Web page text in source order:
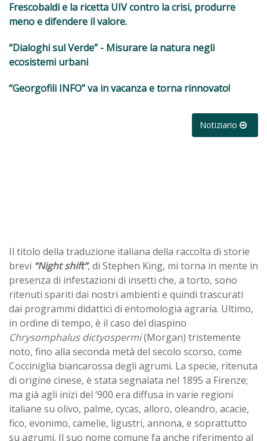
Frescobaldi e la ricetta UIV contro la crisi, produrre
meno e difendere il valore.
“Dialoghi sul Verde” - Misurare la natura negli
ecosistemi urbani
“Georgofili INFO” va in vacanza e torna rinnovato!
Notiziario
Il titolo della traduzione italiana della raccolta di storie
brevi “Night shift”, di Stephen King, mi torna in mente in
presenza di infestazioni di insetti che, a torto, sono
ritenuti spariti dai nostri ambienti e quindi trascurati
dai programmi didattici di entomologia agraria. Ultimo,
in ordine di tempo, è il caso del diaspino
Chrysomphalus dictyospermi(Morgan) tristemente
noto, fino alla seconda metà del secolo scorso, come
Cocciniglia biancarossa degli agrumi. La specie, ritenuta
di origine cinese, è stata segnalata nel 1895 a Firenze;
ma già agli inizi del ‘900 era diffusa in varie regioni
italiane su olivo, palme, cycas, alloro, oleandro, acacie,
fico, evonimo, camelie, ligustri, annona, e soprattutto
su agrumi. Il suo nome comune fa anche riferimento al